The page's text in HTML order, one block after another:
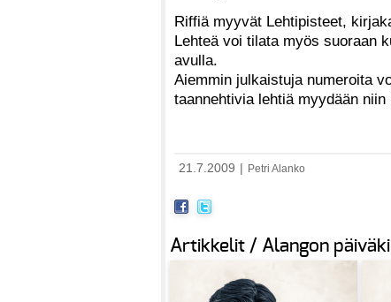
Riffiä myyvät Lehtipisteet,
Lehteä voi tilata myös suoraan
avulla.
Aiemmin julkaistuja numeroita
taannehtivia lehtiä myydään
21.7.2009 | Petri Alanko
Artikkelit / Alangon